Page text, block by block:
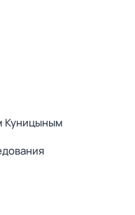
Куницыным